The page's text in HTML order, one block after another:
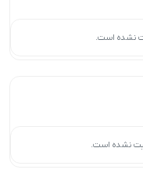
نشده است.
نشده است.